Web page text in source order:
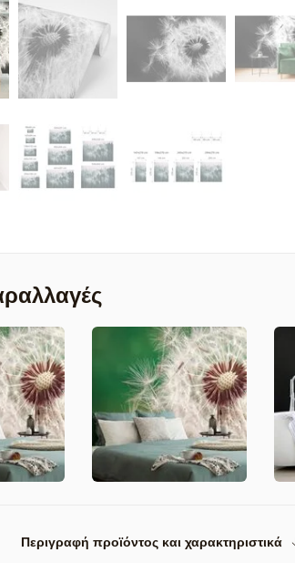
Περιγραφή προϊόντος και χαρακτηριστικά